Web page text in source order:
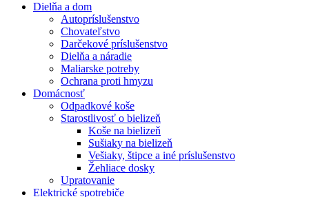
Dielňa a dom
Autopríslušenstvo
Chovateľstvo
Darčekové príslušenstvo
Dielňa a náradie
Maliarske potreby
Ochrana proti hmyzu
Domácnosť
Odpadkové koše
Starostlivosť o bielizeň
Koše na bielizeň
Sušiaky na bielizeň
Vešiaky, štipce a iné príslušenstvo
Žehliace dosky
Upratovanie
Elektrické spotrebiče